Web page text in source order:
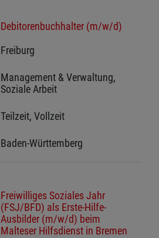
Debitorenbuchhalter (m/w/d)
Freiburg
Management & Verwaltung,
Soziale Arbeit
Teilzeit, Vollzeit
Baden-Württemberg
Freiwilliges Soziales Jahr
(FSJ/BFD) als Erste-Hilfe-
Ausbilder (m/w/d) beim
Malteser Hilfsdienst in Bremen